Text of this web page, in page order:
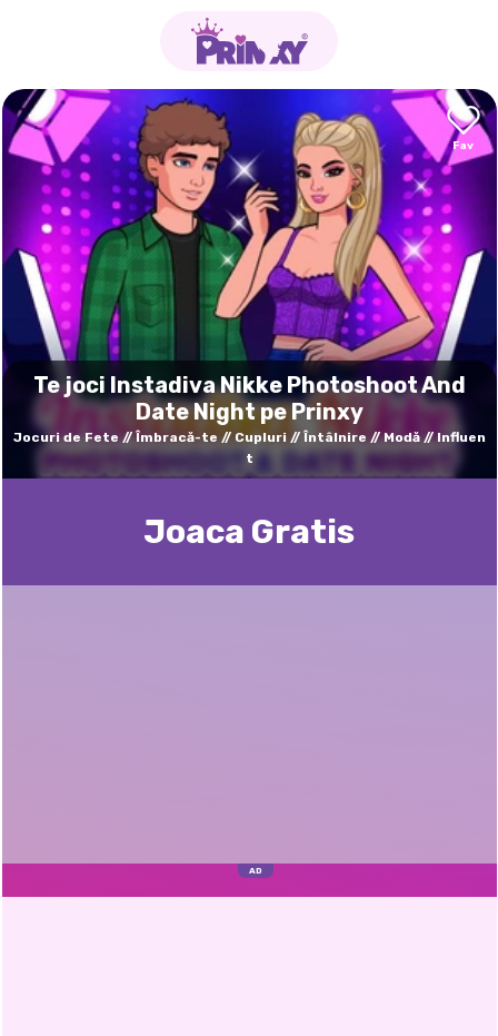
Te joci Instadiva Nikke Photoshoot And
Date Night pe Prinxy
Jocuri de Fete Îmbracă-te Cupluri Întâlnire Modă
Influen
t
Joaca Gratis